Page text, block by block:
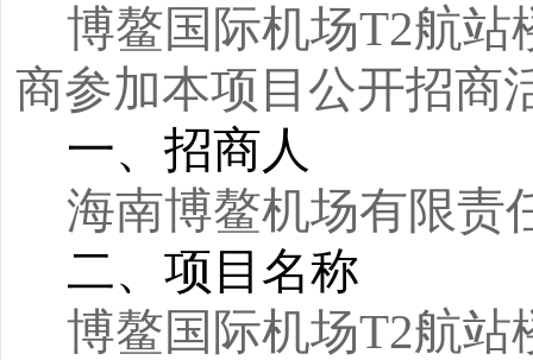
博鳌国际机场T2航
商参加本项目公开招商
一、招商人
海南博鳌机场有限责
二、项目名称
博鳌国际机场T2航站